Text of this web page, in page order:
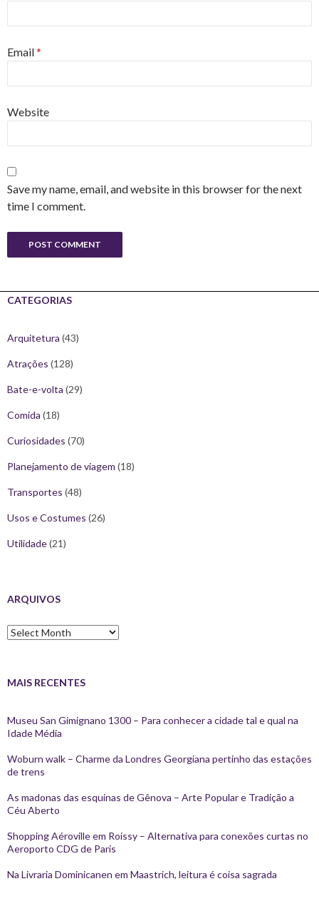
Email*
Website
Save my name, email, and website in this browser for the next
time I comment.
CATEGORIAS
Arquitetura (43)
Atrações (128)
Bate-e-volta (29)
Comida (18)
Curiosidades (70)
Planejamento de viagem (18)
Transportes (48)
Usos e Costumes (26)
Utilidade(21)
ARQUIVOS
Arquivos
MAIS RECENTES
Museu San Gimignano 1300 – Para conhecer a cidade tal e qual na
Idade Média
Woburn walk – Charme da Londres Georgiana pertinho das estações
de trens
As madonas das esquinas de Gênova – Arte Popular e Tradição a
Céu Aberto
Shopping Aéroville em Roissy – Alternativa para conexões curtas no
Aeroporto CDG de Paris
Na Livraria Dominicanen em Maastrich, leitura é coisa sagrada